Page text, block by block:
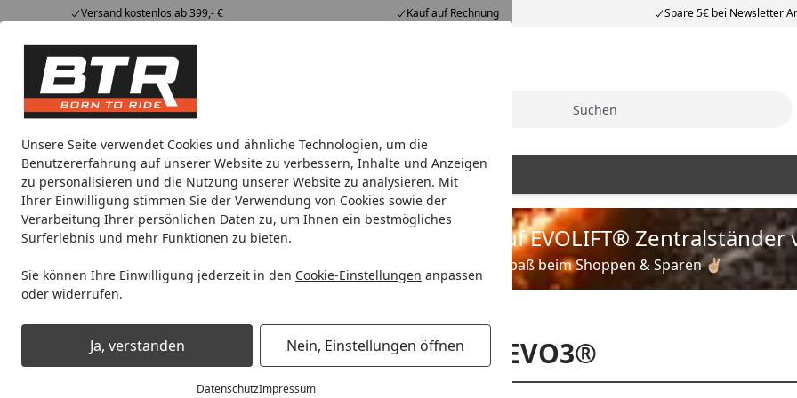
Unsere Seite verwendet Cookies und ähnliche Technologien, um die
Benutzererfahrung auf unserer Website zu verbessern, Inhalte und Anzeigen
zu personalisieren und die Nutzung unserer Website zu analysieren. Mit
Ihrer Einwilligung stimmen Sie der Verwendung von Cookies sowie der
Verarbeitung Ihrer persönlichen Daten zu, um Ihnen ein bestmögliches
Surferlebnis und mehr Funktionen zu bieten.
Sie können Ihre Einwilligung jederzeit in den Cookie-Einstellungen anpassen
oder widerrufen.
Ja, verstanden Nein, Einstellungen öffnen
DatenschutzImpressum
Versand kostenlos ab 399,- € Kauf auf Rechnung Spare 5€ bei Newsletter
Hotline07051 / 9 222 5959
Mi-Fr. 8-12 Uhr
Alle Produkte
Alle ProdukteMarken
EVO3® Sets / Bundles Zubehör Achsadapter Einzelteile
Noch 1 Tag und 18 Stunden
Spare bis zu 35% auf EVOLIFT® Zentralständer
Viel Spaß beim Shoppen & Sparen ✌🏼
Startseite
Achsadapter für Reifenmontiergerät EVO3®